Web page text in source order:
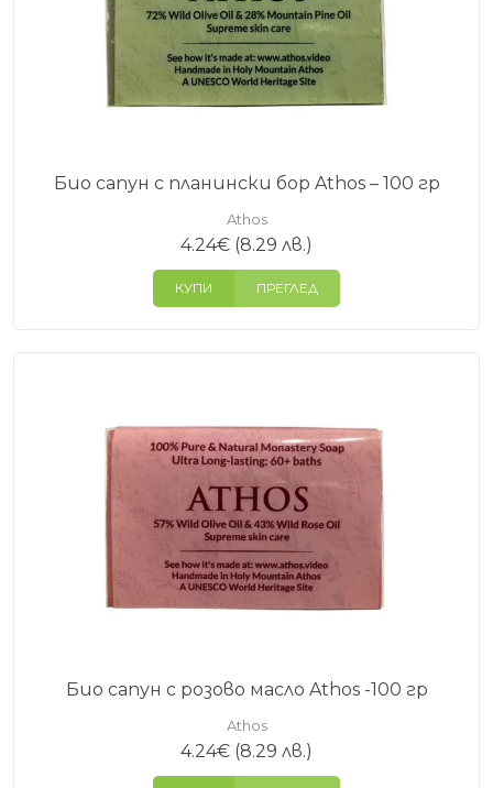
Био сапун с планински бор Athos – 100 гр
Athos
4.24€ (8.29 лв.)
КУПИ ПРЕГЛЕД
Био сапун с розово масло Athos -100 гр
Athos
4.24€ (8.29 лв.)